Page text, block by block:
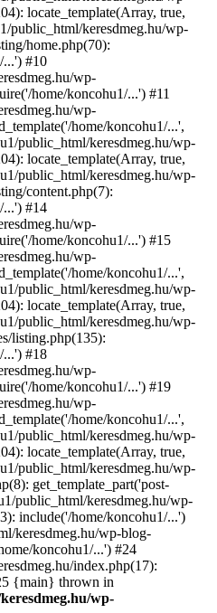
locate_template(Array, true,
public_html/keresdmeg.hu/wp-
home.php(70):
...') #10
wp-
home/koncohu1/...') #11
wp-
home/koncohu1/...',
public_html/keresdmeg.hu/wp-
locate_template(Array, true,
public_html/keresdmeg.hu/wp-
content.php(7):
...') #14
wp-
home/koncohu1/...') #15
wp-
home/koncohu1/...',
public_html/keresdmeg.hu/wp-
locate_template(Array, true,
public_html/keresdmeg.hu/wp-
listing.php(135):
...') #18
wp-
home/koncohu1/...') #19
wp-
home/koncohu1/...',
public_html/keresdmeg.hu/wp-
locate_template(Array, true,
public_html/keresdmeg.hu/wp-
get_template_part('post-
public_html/keresdmeg.hu/wp-
include('/home/koncohu1/...')
keresdmeg.hu/wp-blog-
koncohu1/...') #24
index.php(17):
{main} thrown in
wp-